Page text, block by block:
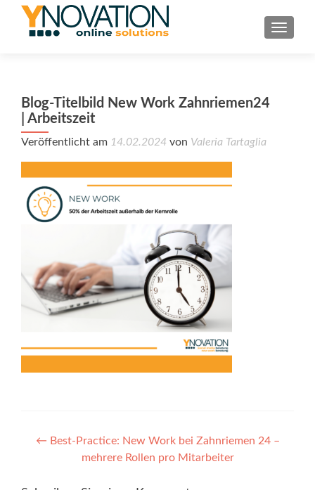
Blog-Titelbild New Work Zahnriemen24
| Arbeitszeit
Veröffentlicht am 14.02.2024 von Valeria Tartaglia
Post
navigation
← Best-Practice: New Work bei Zahnriemen 24 –
mehrere Rollen pro Mitarbeiter